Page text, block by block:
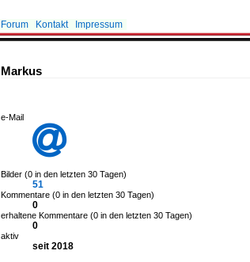
Forum Kontakt Impressum
Markus
e-Mail

Bilder (0 in den letzten 30 Tagen)
51
Kommentare (0 in den letzten 30 Tagen)
0
erhaltene Kommentare (0 in den letzten 30 Tagen)
0
aktiv
seit 2018